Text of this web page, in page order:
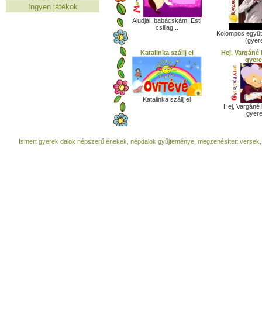
Ingyen játékok
Aludjál, babácskám, Esti
csillag...
Kolompos
Katalinka szállj el
Katalinka szállj el
Hej,
Hej,
Ismert gyerek dalok népszerű énekek, népdalok gyűjteménye, megzenésített